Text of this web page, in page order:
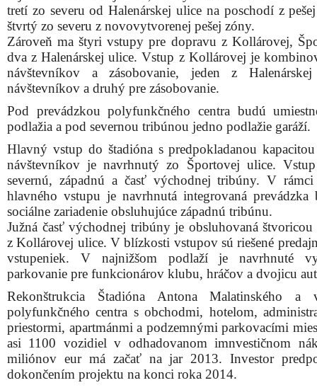
tretí zo severu od Halenárskej ulice na poschodí z
štvrtý zo severu z novovytvorenej pešej zóny.
Zároveň ma štyri vstupy pre dopravu z Kollárovej,
dva z Halenárskej ulice. Vstup z Kollárovej je
návštevníkov a zásobovanie, jeden z
návštevníkov a druhý pre zásobovanie.
Pod prevádzkou polyfunkčného centra budú
podlažia a pod severnou tribúnou jedno podlažie garáží.
Hlavný vstup do štadióna s predpokladanou
návštevníkov je navrhnutý zo Športovej ulice.
severnú, západnú a časť východnej tribúny. V
hlavného vstupu je navrhnutá integrovaná prevádzka
sociálne zariadenie obsluhujúce západnú tribúnu.
Južná časť východnej tribúny je obsluhovaná
z Kollárovej ulice. V blízkosti vstupov sú riešené
vstupeniek. V najnižšom podlaží je navrhnuté
parkovanie pre funkcionárov klubu, hráčov a dvojicu
Rekonštrukcia Štadióna Antona Malatinského a
polyfunkčného centra s obchodmi, hotelom,
priestormi, apartmánmi a podzemnými parkovacími
asi 1100 vozidiel v odhadovanom imnvestičnom
miliónov eur má začať na jar 2013. Investor
dokončením projektu na konci roka 2014.